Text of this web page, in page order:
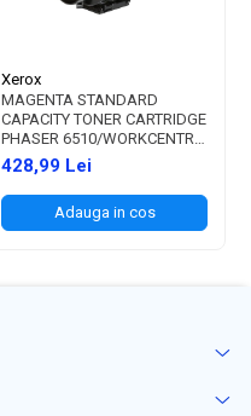
Xerox
MAGENTA STANDARD
CAPACITY TONER CARTRIDGE
PHASER 6510/WORKCENTRE
6515
428,99 Lei
Adauga in cos